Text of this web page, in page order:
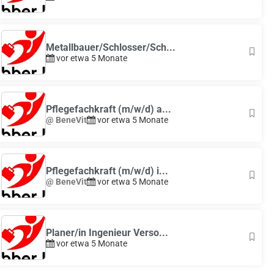
Metallbauer/Schlosser/Sch...
vor etwa 5 Monate
Pflegefachkraft (m/w/d) a...
@ BeneVit vor etwa 5 Monate
Pflegefachkraft (m/w/d) i...
@ BeneVit vor etwa 5 Monate
Planer/in Ingenieur Verso...
vor etwa 5 Monate